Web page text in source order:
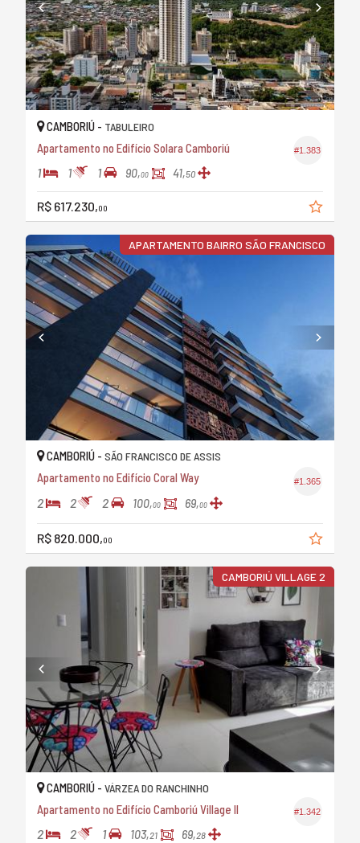
#1.383
CAMBORIÚ - TABULEIRO
Apartamento no Edifício Solara Camboriú
1 1 1 90,00 41,50
R$ 617.230,00
APARTAMENTO BAIRRO SÃO FRANCISCO
#1.365
CAMBORIÚ - SÃO FRANCISCO DE ASSIS
Apartamento no Edifício Coral Way
2 2 2 100,00 69,00
R$ 820.000,00
CAMBORIÚ VILLAGE 2
#1.342
CAMBORIÚ - VÁRZEA DO RANCHINHO
Apartamento no Edifício Camboriú Village II
2 2 1 103,21 69,28